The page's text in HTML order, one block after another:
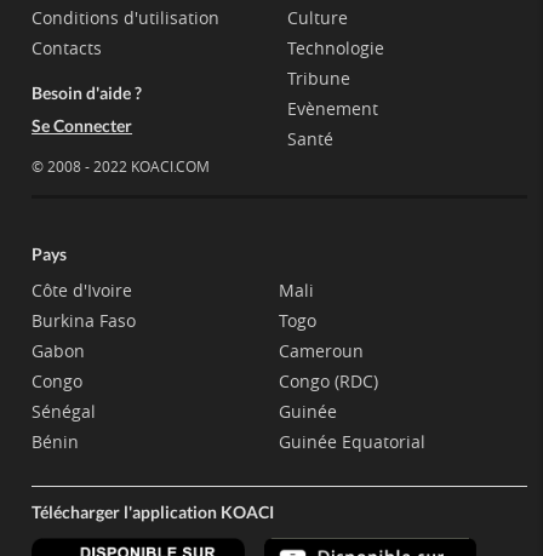
Conditions d'utilisation
Contacts
Besoin d'aide ?
Se Connecter
© 2008 - 2022 KOACI.COM
Culture
Technologie
Tribune
Evènement
Santé
Pays
Côte d'Ivoire
Burkina Faso
Gabon
Congo
Sénégal
Bénin
Mali
Togo
Cameroun
Congo (RDC)
Guinée
Guinée Equatorial
Télécharger l'application KOACI